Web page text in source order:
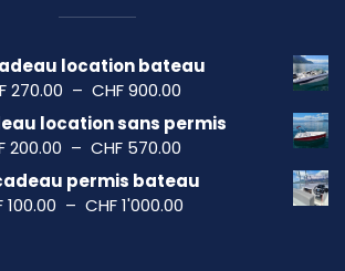
location bateau
270.00 – CHF900.00Plage
de
prix :
à
location sans permis
200.00 – CHF 570.00
de
prix :
permis bateau
100.00 – CHF1'000.00